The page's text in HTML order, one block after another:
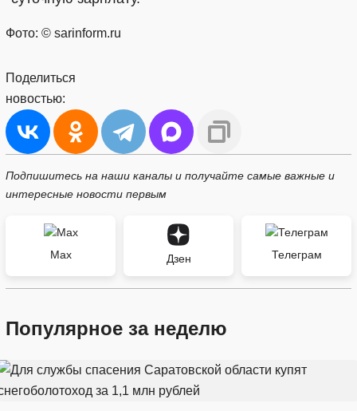
Фото: © sarinform.ru
Поделиться
новостью:
Подпишитесь на наши каналы и получайте самые важные и
интересные новости первым
Max Дзен Телеграм
Популярное за неделю